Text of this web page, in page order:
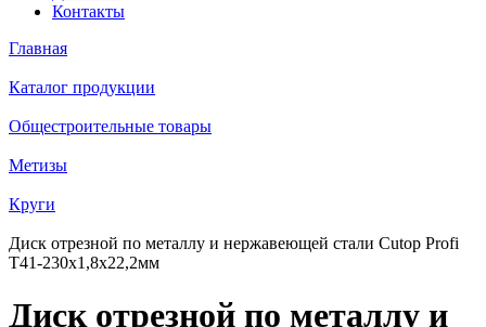
Контакты
Главная
Каталог продукции
Общестроительные товары
Метизы
Круги
Диск отрезной по металлу и нержавеющей стали Cutop Profi
Т41-230х1,8х22,2мм
Диск отрезной по металлу и